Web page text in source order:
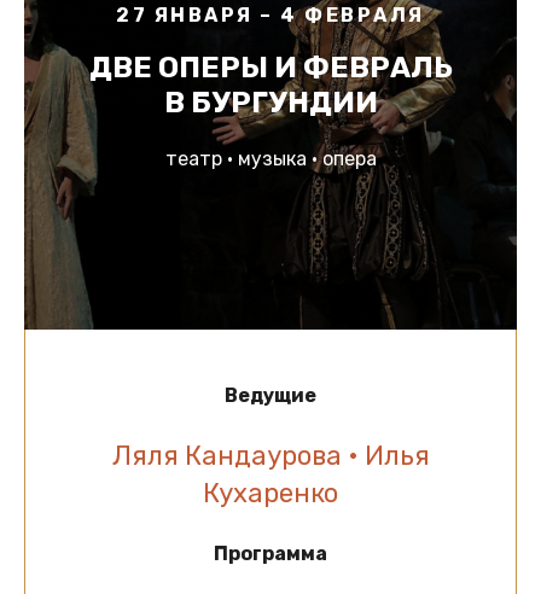
27 ЯНВАРЯ – 4 ФЕВРАЛЯ
ДВЕ ОПЕРЫ И ФЕВРАЛЬ
В БУРГУНДИИ
театр • музыка • опера
Ведущие
Ляля Кандаурова • Илья
Кухаренко
Программа